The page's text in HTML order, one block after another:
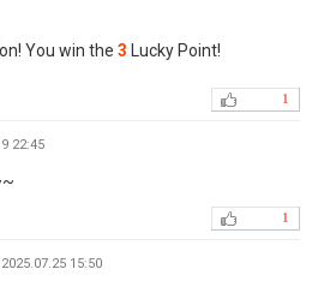
You win the 3 Lucky Point!
1
22:45
1
15:50